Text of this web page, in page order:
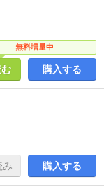
無料増量中
購入する
購入する